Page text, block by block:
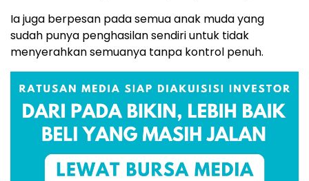
Ia juga berpesan pada semua anak muda yang
sudah punya penghasilan sendiri untuk tidak
menyerahkan semuanya tanpa kontrol penuh.